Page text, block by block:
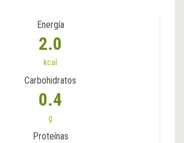
Energía
2.0
kcal
Carbohidratos
0.4
g
Proteínas